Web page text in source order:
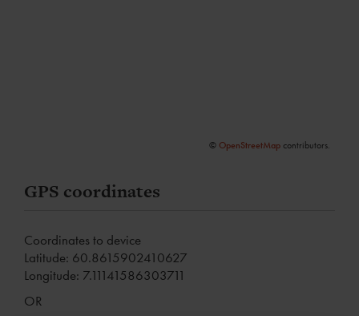
© OpenStreetMap contributors.
GPS coordinates
Coordinates to device
Latitude: 60.8615902410627
Longitude: 7.11141586303711
OR